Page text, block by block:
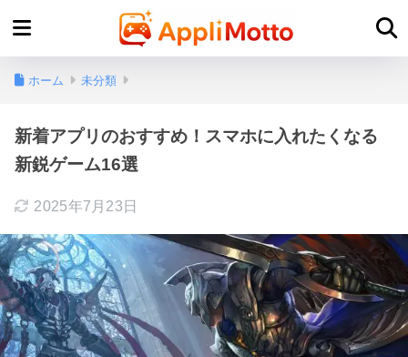
ホーム 未分類
新着アプリのおすすめ！スマホに入れたくなる
新鋭ゲーム16選
2025年7月23日